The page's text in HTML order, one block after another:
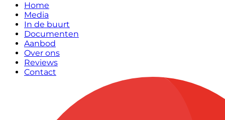
Home
Media
In de buurt
Documenten
Aanbod
Over ons
Reviews
Contact